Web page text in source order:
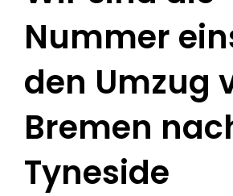
Nummer
den Umzug
Bremen
Tyneside